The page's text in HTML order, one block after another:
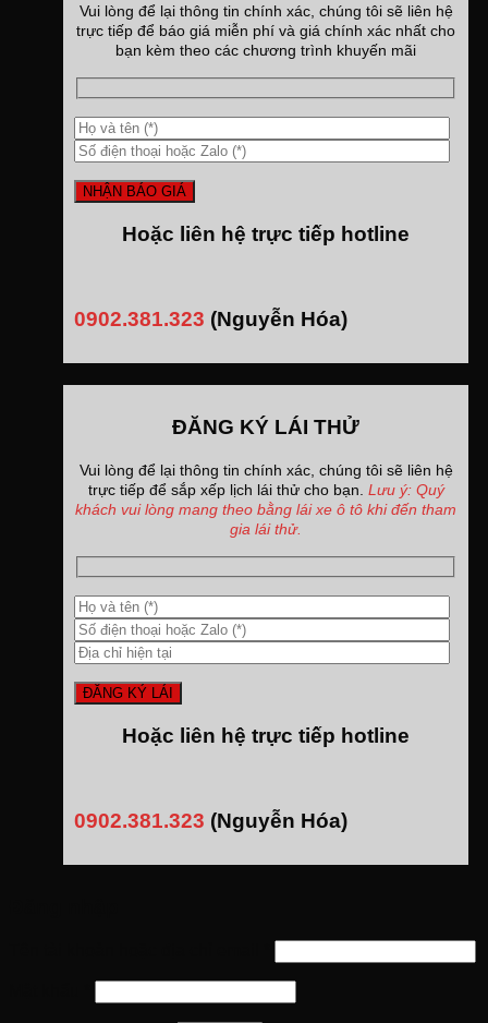
Vui lòng để lại thông tin chính xác, chúng tôi sẽ liên hệ
trực tiếp để báo giá miễn phí và giá chính xác nhất cho
bạn kèm theo các chương trình khuyến mãi
Hoặc liên hệ trực tiếp hotline
0902.381.323 (Nguyễn Hóa)
ĐĂNG KÝ LÁI THỬ
Vui lòng để lại thông tin chính xác, chúng tôi sẽ liên hệ
trực tiếp để sắp xếp lịch lái thử cho bạn. Lưu ý: Quý
khách vui lòng mang theo bằng lái xe ô tô khi đến tham
gia lái thử.
Hoặc liên hệ trực tiếp hotline
0902.381.323 (Nguyễn Hóa)